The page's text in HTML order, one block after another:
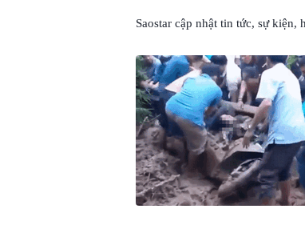
Saostar cập nhật tin tức, sự